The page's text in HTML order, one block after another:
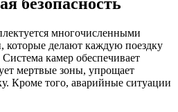
безопасность
многочисленными
делают каждую поездку
камер обеспечивает
мертвые зоны, упрощает
Кроме того, аварийные ситуации